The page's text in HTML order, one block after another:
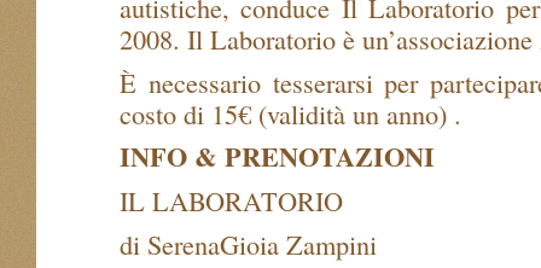
autistiche, conduce Il Laboratorio
2008. Il Laboratorio è
È necessario tesserarsi per
costo di 15€ (validità un anno) .
INFO & PRENOTAZIONI
IL LABORATORIO
di SerenaGioia Zampini